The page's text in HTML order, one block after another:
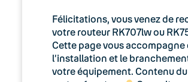
Félicitations, vous venez de
votre routeur RK707lw ou
Cette page vous accompagne
l’installation et le
votre équipement. Contenu du